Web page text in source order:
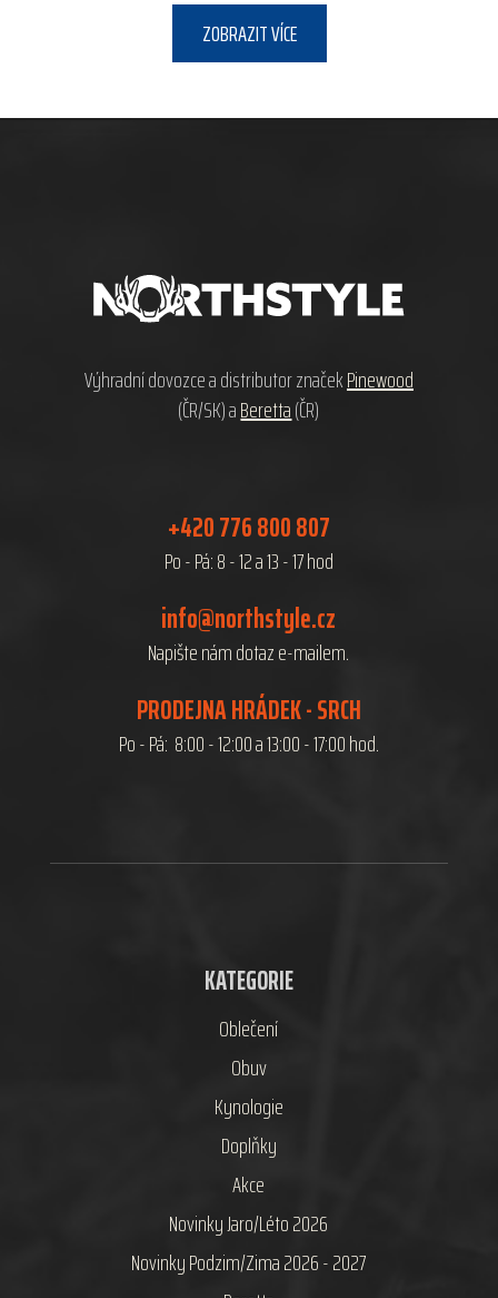
ZOBRAZIT VÍCE
Výhradní dovozce a distributor značekPinewood
(ČR/SK) aBeretta(ČR)
+420 776 800 807
Po - Pá: 8 - 12 a 13 - 17 hod
info@northstyle.cz
Napište nám dotaz e-mailem.
PRODEJNA HRÁDEK - SRCH
Po - Pá: 8:00 - 12:00 a 13:00 - 17:00 hod.
KATEGORIE
Oblečení
Obuv
Kynologie
Doplňky
Akce
Novinky Jaro/Léto 2026
Novinky Podzim/Zima 2026 - 2027